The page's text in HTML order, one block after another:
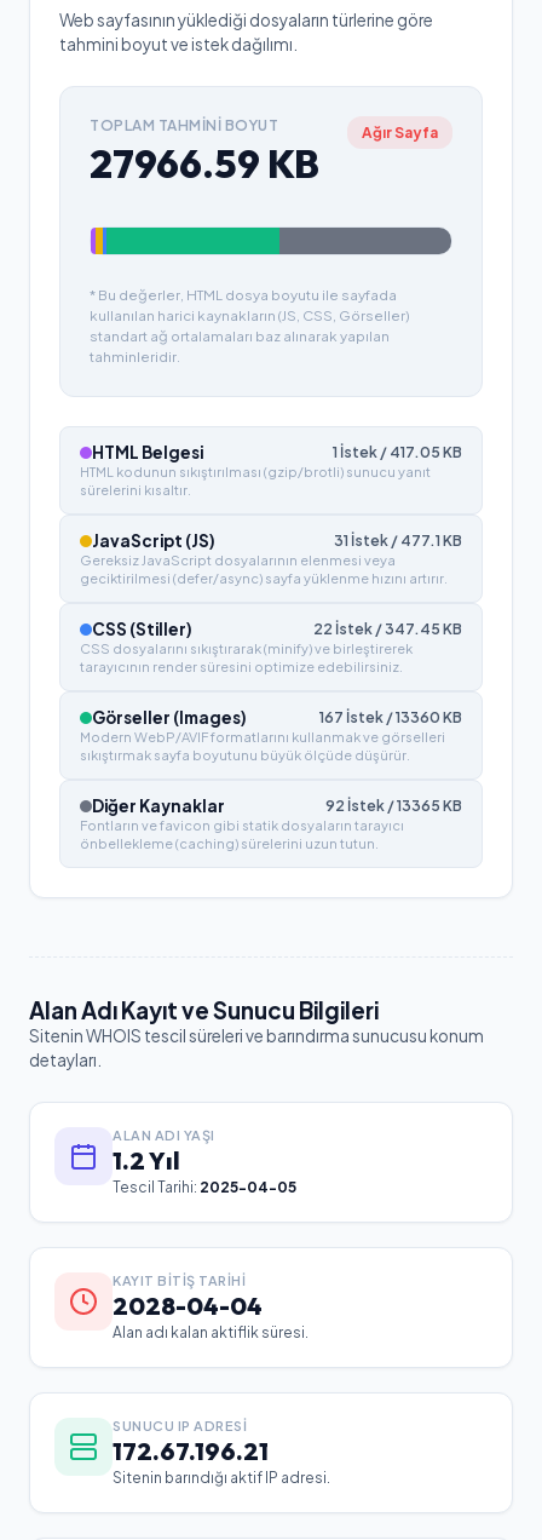
Web sayfasının yüklediği dosyaların türlerine göre
tahmini boyut ve istek dağılımı.
TOPLAM TAHMINI BOYUT
27966.59 KB
Ağır Sayfa
* Bu değerler, HTML dosya boyutu ile sayfada
kullanılan harici kaynakların (JS, CSS, Görseller)
standart ağ ortalamaları baz alınarak yapılan
tahminleridir.
HTML Belgesi 1 İstek / 417.05 KB
HTML kodunun sıkıştırılması (gzip/brotli) sunucu yanıt
sürelerini kısaltır.
JavaScript (JS) 31 İstek / 477.1 KB
Gereksiz JavaScript dosyalarının elenmesi veya
geciktirilmesi (defer/async) sayfa yüklenme hızını artırır.
CSS (Stiller) 22 İstek /347.45 KB
CSS dosyalarını sıkıştırarak (minify) ve birleştirerek
tarayıcının render süresini optimize edebilirsiniz.
Görseller (Images) 167 İstek /13360 KB
Modern WebP/AVIF formatlarını kullanmak ve görselleri
sıkıştırmak sayfa boyutunu büyük ölçüde düşürür.
Diğer Kaynaklar 92 İstek /13365 KB
Fontların ve favicon gibi statik dosyaların tarayıcı
önbellekleme (caching) sürelerini uzun tutun.
Alan Adı Kayıt ve Sunucu Bilgileri
Sitenin WHOIS tescil süreleri ve barındırma sunucusu konum
detayları.
ALAN ADI YAŞI
1.2 Yıl
Tescil Tarihi: 2025-04-05
KAYIT BITIŞ TARIHI
2028-04-04
Alan adı kalan aktiflik süresi.
SUNUCU IP ADRESI
172.67.196.21
Sitenin barındığı aktif IP adresi.